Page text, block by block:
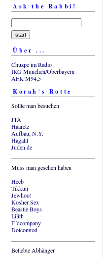
Ask the Rabbi!
Über ...
Chuzpe im Radio
IKG München/Oberbayern
AFK M94,5
Korah´s Rotte
Sollte man besuchen
JTA
Haaretz
Aufbau, N.Y.
Hagalil
Juden.de
Muss man gesehen haben
Heeb
Tikkun
Jewhoo!
Kosher Sex
Beastie Boys
Lilith
F´dcompany
Dotcomtod
Beliebte Abhänger